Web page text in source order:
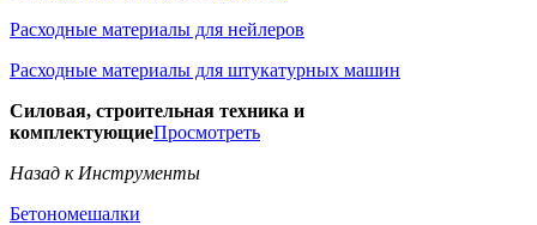
Расходные материалы для нейлеров
Расходные материалы для штукатурных машин
Силовая, строительная техника и
комплектующиеПросмотреть
Назад к Инструменты
Бетономешалки